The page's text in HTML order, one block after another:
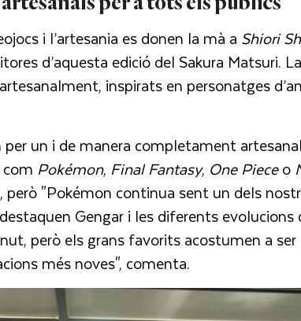
i l’artesania es donen la mà a Shiori
d’aquesta edició del Sakura Matsuri.
inspirats en personatges
un i de manera completament
Pokémon, Final Fantasy, One Pieceo
però "Pokémon continua sent un dels
Gengar i les diferents evolucions
però els grans favorits acostumen a ser
més noves", comenta.